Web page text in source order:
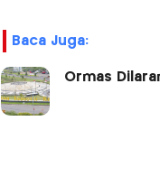
Baca Juga:
Ormas